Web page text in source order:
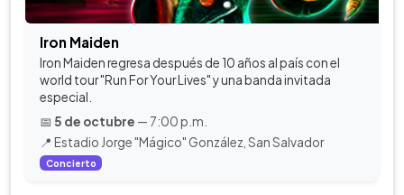
Iron Maiden
Iron Maiden regresa después de 10 años al país con el
world tour "Run For Your Lives" y una banda invitada
especial.
📅 5 de octubre — 7:00 p.m.
📍 Estadio Jorge "Mágico" González, San Salvador
Concierto